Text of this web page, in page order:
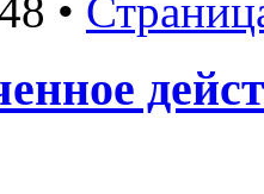
•